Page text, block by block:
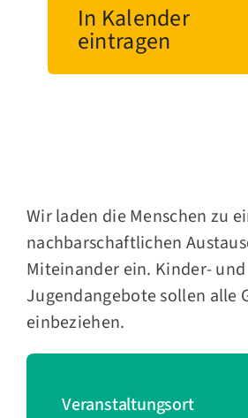
In Kalender
eintragen
Wir laden die Menschen zu
nachbarschaftlichen
Miteinander ein. Kinder- und
Jugendangebote sollen alle
einbeziehen.
Veranstaltungsort